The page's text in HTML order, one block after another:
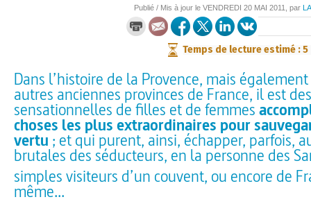
Publié / Mis à jour le VENDREDI 20 MAI 2011 , par
Temps de lecture estimé : 5
Dans l’histoire de la Provence, mais
autres anciennes provinces de France, il est
sensationnelles de filles et de femmes
choses les plus extraordinaires pour
vertu ; et qui purent, ainsi, échapper, parfois,
brutales des séducteurs, en la personne des
simples visiteurs d’un couvent, ou encore de
même...